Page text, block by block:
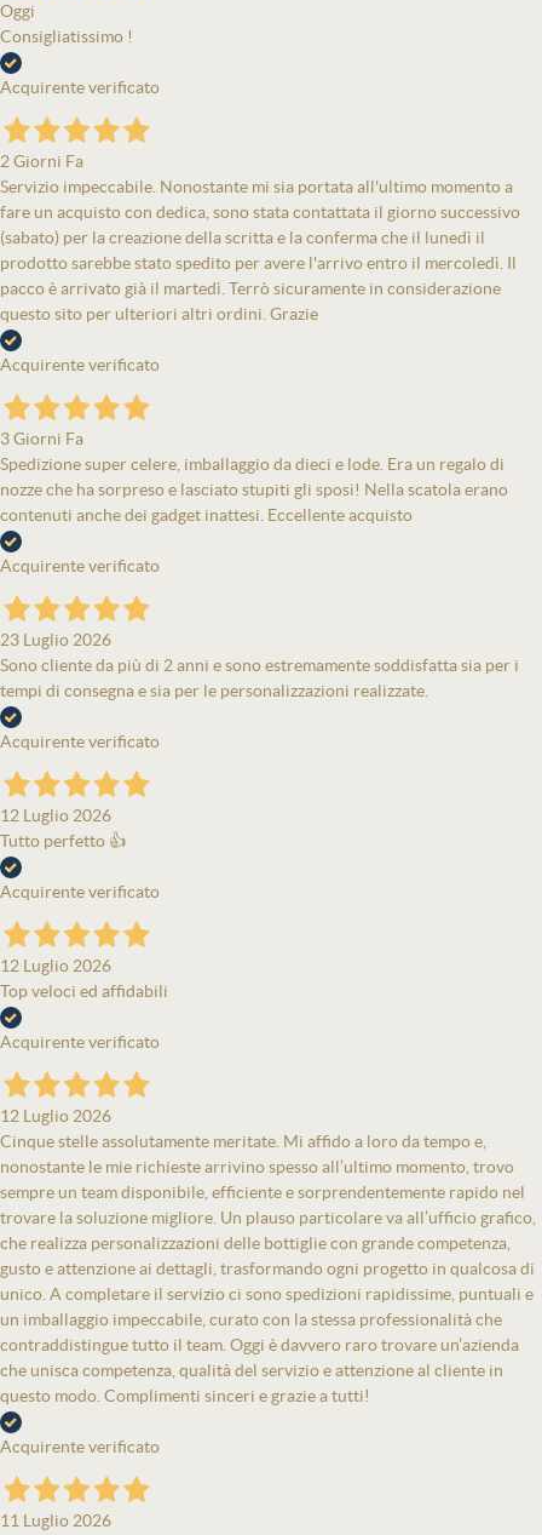
Oggi
Consigliatissimo !
Acquirente verificato
2 Giorni Fa
Servizio impeccabile. Nonostante mi sia portata all'ultimo momento a
fare un acquisto con dedica, sono stata contattata il giorno successivo
(sabato) per la creazione della scritta e la conferma che il lunedì il
prodotto sarebbe stato spedito per avere l'arrivo entro il mercoledì. Il
pacco è arrivato già il martedì. Terrò sicuramente in considerazione
questo sito per ulteriori altri ordini. Grazie
Acquirente verificato
3 Giorni Fa
Spedizione super celere, imballaggio da dieci e lode. Era un regalo di
nozze che ha sorpreso e lasciato stupiti gli sposi! Nella scatola erano
contenuti anche dei gadget inattesi. Eccellente acquisto
Acquirente verificato
23 Luglio 2026
Sono cliente da più di 2 anni e sono estremamente soddisfatta sia per i
tempi di consegna e sia per le personalizzazioni realizzate.
Acquirente verificato
12 Luglio 2026
Tutto perfetto 👍
Acquirente verificato
12 Luglio 2026
Top veloci ed affidabili
Acquirente verificato
12 Luglio 2026
Cinque stelle assolutamente meritate. Mi affido a loro da tempo e,
nonostante le mie richieste arrivino spesso all’ultimo momento, trovo
sempre un team disponibile, efficiente e sorprendentemente rapido nel
trovare la soluzione migliore. Un plauso particolare va all’ufficio grafico,
che realizza personalizzazioni delle bottiglie con grande competenza,
gusto e attenzione ai dettagli, trasformando ogni progetto in qualcosa di
unico. A completare il servizio ci sono spedizioni rapidissime, puntuali e
un imballaggio impeccabile, curato con la stessa professionalità che
contraddistingue tutto il team. Oggi è davvero raro trovare un’azienda
che unisca competenza, qualità del servizio e attenzione al cliente in
questo modo. Complimenti sinceri e grazie a tutti!
Acquirente verificato
11 Luglio 2026